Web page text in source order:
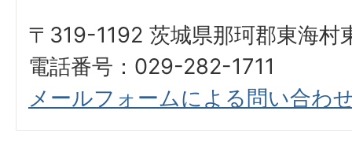
〒319-1192 茨城県那珂郡東海村
電話番号：029-282-1711
メールフォームによる問い合わ